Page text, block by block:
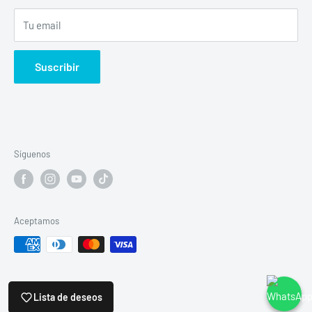
Tu email
Suscribir
Síguenos
Aceptamos
© 2026 vapohouse
Lista de deseos